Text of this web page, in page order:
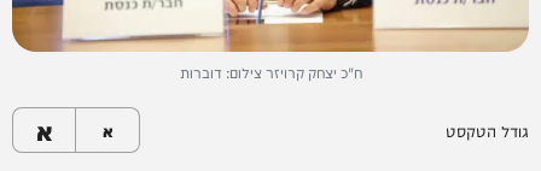
ח"כ יצחק קרויזר צילום: דוברות
גודל הטקסט א א